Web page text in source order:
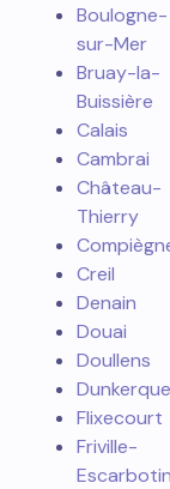
Boulogne-
sur-Mer
Bruay-la-
Buissière
Calais
Cambrai
Château-
Thierry
Creil
Denain
Douai
Doullens
Dunkerque
Flixecourt
Friville-
Escarbotin